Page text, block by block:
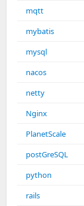
mqtt
mybatis
mysql
nacos
netty
Nginx
PlanetScale
postGreSQL
python
rails